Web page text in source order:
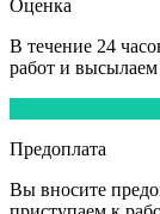
Оценка
В течение 24
работ и
Предоплата
Вы вносите